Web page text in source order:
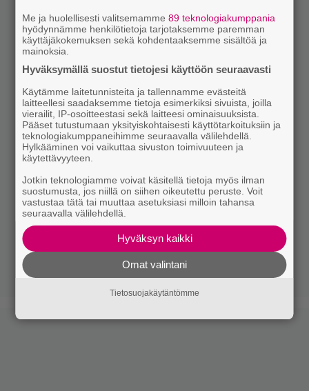
Me ja huolellisesti valitsemamme89 teknologiakumppania
hyödynnämme henkilötietoja tarjotaksemme paremman
käyttäjäkokemuksen sekä kohdentaaksemme sisältöä ja
mainoksia.
Hyväksymällä suostut tietojesi käyttöön seuraavasti
Käytämme laitetunnisteita ja tallennamme evästeitä
laitteellesi saadaksemme tietoja esimerkiksi sivuista, joilla
vierailit, IP-osoitteestasi sekä laitteesi ominaisuuksista.
Pääset tutustumaan yksityiskohtaisesti käyttötarkoituksiin ja
teknologiakumppaneihimme seuraavalla välilehdellä.
Hylkääminen voi vaikuttaa sivuston toimivuuteen ja
käytettävyyteen.
Jotkin teknologiamme voivat käsitellä tietoja myös ilman
suostumusta, jos niillä on siihen oikeutettu peruste. Voit
vastustaa tätä tai muuttaa asetuksiasi milloin tahansa
seuraavalla välilehdellä.
Hyväksyn kaikki
Omat valintani
Tietosuojakäytäntömme